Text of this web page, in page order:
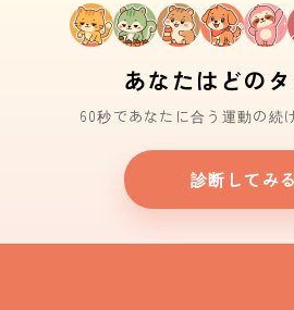
あなたはどの
60秒であなたに合う運動の続
診断してみる